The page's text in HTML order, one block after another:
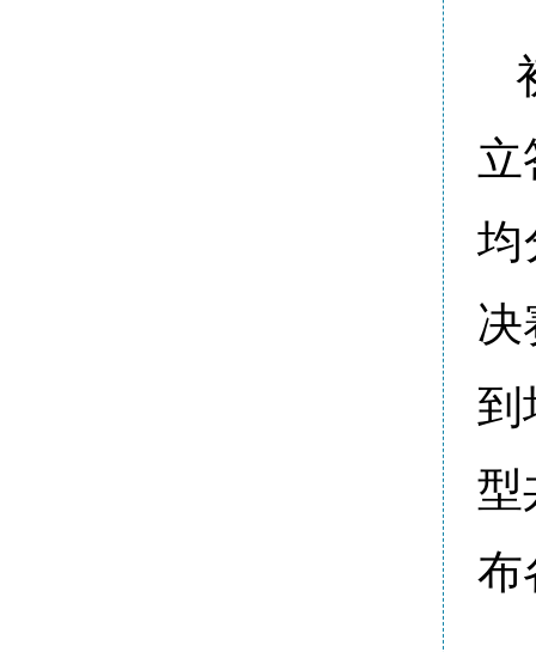
立
均
决
到
型
布